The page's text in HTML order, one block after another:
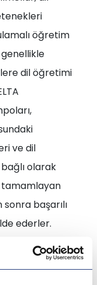
öğretim
dil öğretimi
ve dil
olarak
tamamlayan
başarılı
ederler.
ülkede